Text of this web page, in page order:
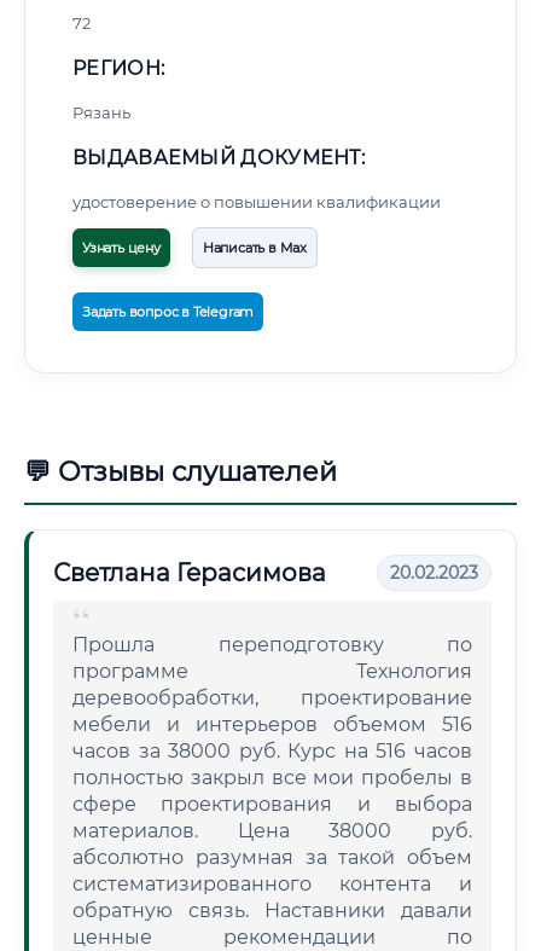
72
РЕГИОН:
Рязань
ВЫДАВАЕМЫЙ ДОКУМЕНТ:
удостоверение о повышении квалификации
Узнать цену Написать в Max
Задать вопрос в Telegram
💬 Отзывы слушателей
Светлана Герасимова 20.02.2023
Прошла переподготовку по
программе Технология
деревообработки, проектирование
мебели и интерьеров объемом 516
часов за 38000 руб. Курс на 516 часов
полностью закрыл все мои пробелы в
сфере проектирования и выбора
материалов. Цена 38000 руб.
абсолютно разумная за такой объем
систематизированного контента и
обратную связь. Наставники давали
ценные рекомендации по